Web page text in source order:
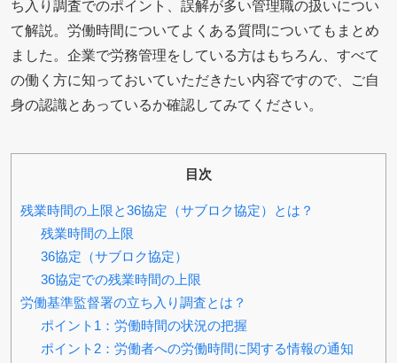
ち入り調査でのポイント、誤解が多い管理職の扱いについ
て解説。労働時間についてよくある質問についてもまとめ
ました。企業で労務管理をしている方はもちろん、すべて
の働く方に知っておいていただきたい内容ですので、ご自
身の認識とあっているか確認してみてください。
目次
残業時間の上限と36協定（サブロク協定）とは？
残業時間の上限
36協定（サブロク協定）
36協定での残業時間の上限
労働基準監督署の立ち入り調査とは？
ポイント1：労働時間の状況の把握
ポイント2：労働者への労働時間に関する情報の通知